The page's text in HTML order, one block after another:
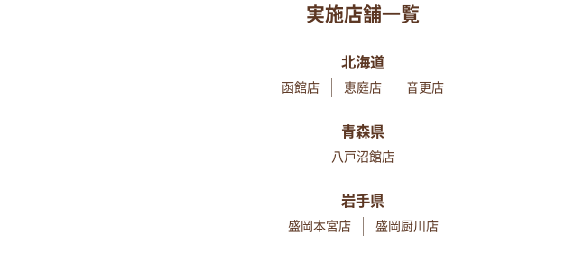
実施店舗一覧
北海道
函館店 恵庭店 音更店
青森県
八戸沼館店
岩手県
盛岡本宮店 盛岡厨川店